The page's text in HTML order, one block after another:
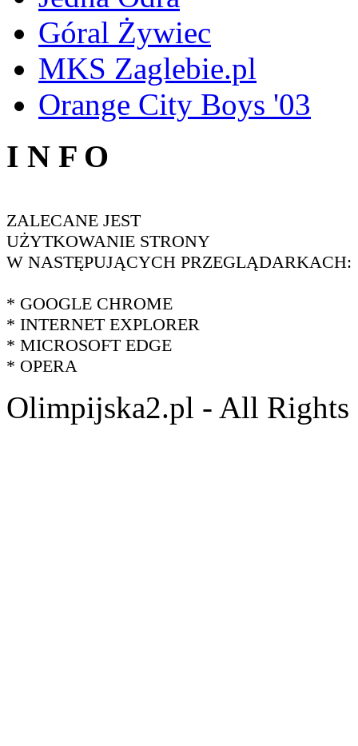
Góral Żywiec
MKS Zaglebie.pl
Orange City Boys '03
I N F O
ZALECANE JEST
UŻYTKOWANIE STRONY
W NASTĘPUJĄCYCH PRZEGLĄDARKACH:
* GOOGLE CHROME
* INTERNET EXPLORER
* MICROSOFT EDGE
* OPERA
Olimpijska2.pl - All Rights